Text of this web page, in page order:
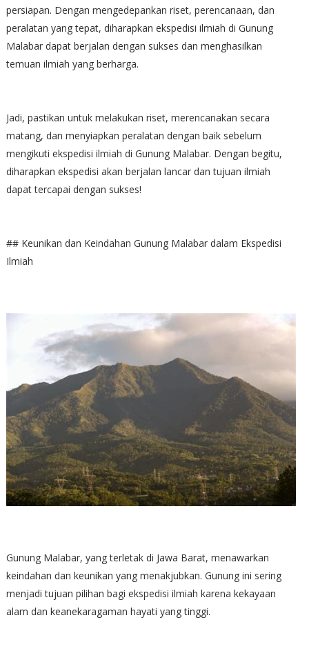
persiapan. Dengan mengedepankan riset, perencanaan, dan
peralatan yang tepat, diharapkan ekspedisi ilmiah di Gunung
Malabar dapat berjalan dengan sukses dan menghasilkan
temuan ilmiah yang berharga.
Jadi, pastikan untuk melakukan riset, merencanakan secara
matang, dan menyiapkan peralatan dengan baik sebelum
mengikuti ekspedisi ilmiah di Gunung Malabar. Dengan begitu,
diharapkan ekspedisi akan berjalan lancar dan tujuan ilmiah
dapat tercapai dengan sukses!
## Keunikan dan Keindahan Gunung Malabar dalam Ekspedisi
Ilmiah
Gunung Malabar, yang terletak di Jawa Barat, menawarkan
keindahan dan keunikan yang menakjubkan. Gunung ini sering
menjadi tujuan pilihan bagi ekspedisi ilmiah karena kekayaan
alam dan keanekaragaman hayati yang tinggi.